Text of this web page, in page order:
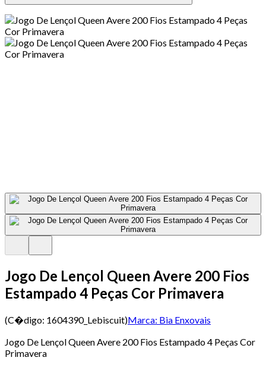
Jogo De Lençol Queen Avere 200 Fios
Estampado 4 Peças Cor Primavera
(C�digo: 1604390_Lebiscuit)Marca: Bia Enxovais
Jogo De Lençol Queen Avere 200 Fios Estampado 4 Peças Cor
Primavera